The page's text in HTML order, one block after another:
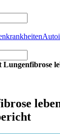
Lungenfibrose